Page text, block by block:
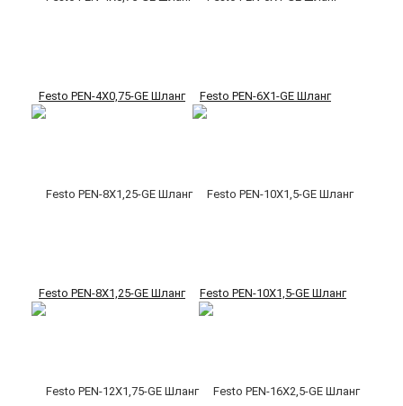
Festo PEN-4X0,75-GE Шланг Festo PEN-6X1-GE Шланг
Festo PEN-8X1,25-GE Шланг Festo PEN-10X1,5-GE Шланг